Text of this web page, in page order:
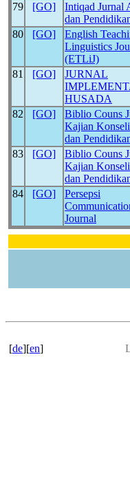
79
[GO]
Intiqad Jurnal
dan
80
[GO]
English
Linguistics
(ETLiJ)
81 [GO]
JURNAL
HUSADA
82
[GO]
Biblio Couns
Kajian
dan
83 [GO]
Biblio Couns
Kajian
dan
84 [GO]
Persepsi
Journal
[de][en]